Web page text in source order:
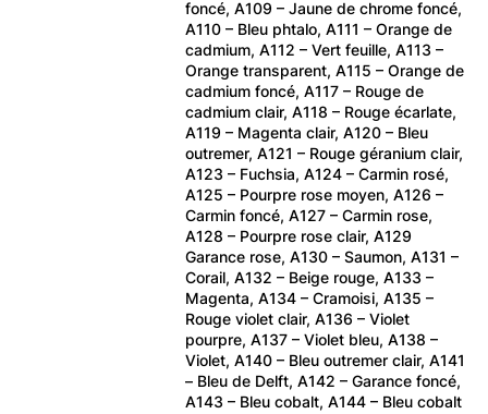
foncé, A109 – Jaune de chrome foncé,
A110 – Bleu phtalo, A111 – Orange de
cadmium, A112 – Vert feuille, A113 –
Orange transparent, A115 – Orange de
cadmium foncé, A117 – Rouge de
cadmium clair, A118 – Rouge écarlate,
A119 – Magenta clair, A120 – Bleu
outremer, A121 – Rouge géranium clair,
A123 – Fuchsia, A124 – Carmin rosé,
A125 – Pourpre rose moyen, A126 –
Carmin foncé, A127 – Carmin rose,
A128 – Pourpre rose clair, A129
Garance rose, A130 – Saumon, A131 –
Corail, A132 – Beige rouge, A133 –
Magenta, A134 – Cramoisi, A135 –
Rouge violet clair, A136 – Violet
pourpre, A137 – Violet bleu, A138 –
Violet, A140 – Bleu outremer clair, A141
– Bleu de Delft, A142 – Garance foncé,
A143 – Bleu cobalt, A144 – Bleu cobalt